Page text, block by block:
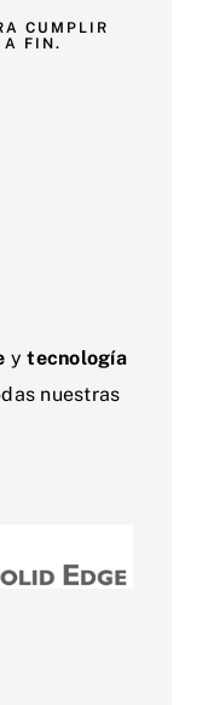
CUMPLIR
A FIN.
ytecnología
nuestras